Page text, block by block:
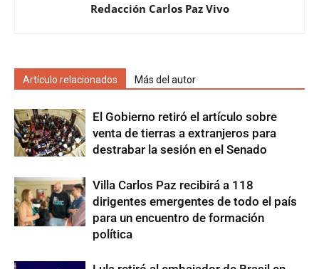
Redacción Carlos Paz Vivo
Artículo relacionados Más del autor
El Gobierno retiró el artículo sobre
venta de tierras a extranjeros para
destrabar la sesión en el Senado
Villa Carlos Paz recibirá a 118
dirigentes emergentes de todo el país
para un encuentro de formación
política